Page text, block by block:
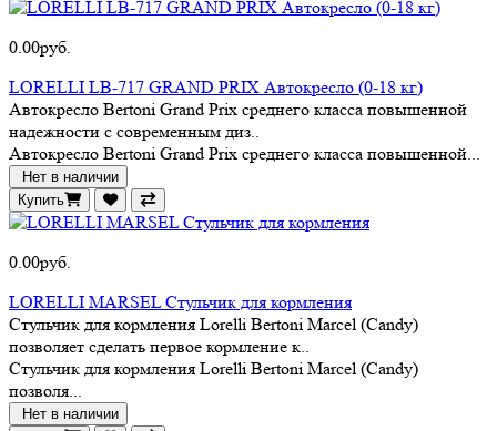
0.00руб.
LORELLI LB-717 GRAND PRIX Автокресло (0-18 кг)
Автокресло Bertoni Grand Prix среднего класса повышенной
надежности c современным диз..
Автокресло Bertoni Grand Prix среднего класса повышенной...
Нет в наличии
Купить
0.00руб.
LORELLI MARSEL Стульчик для кормления
Стульчик для кормления Lorelli Bertoni Marcel (Candy)
позволяет сделать первое кормление к..
Стульчик для кормления Lorelli Bertoni Marcel (Candy)
позволя...
Нет в наличии